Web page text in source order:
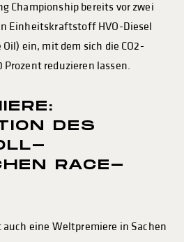
Championship bereits vor zwei
Einheitskraftstoff HVO-Diesel
ein, mit dem sich die CO2-
Prozent reduzieren lassen.
DES
RACE-
auch eine Weltpremiere in Sachen